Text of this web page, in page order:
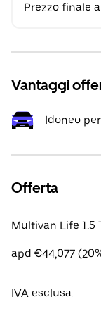
Prezzo finale
Vantaggi
Idoneo
Offerta
Multivan Life 1.5
apd €44,077
IVA esclusa.